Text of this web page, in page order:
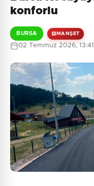
konforlu
BURSA MANŞET
02 Temmuz 2026, 13:41